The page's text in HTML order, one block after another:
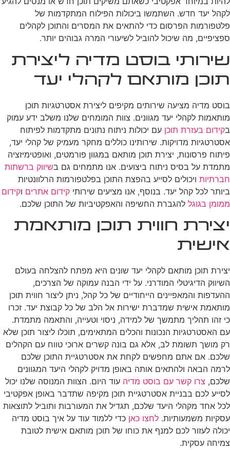
לקהל יעד חדש. השתמשו ביכולות הפילוח המתקדמות של
פלטפורמות הפרסום כדי להתאים את המסרים והתוכן לקהלים
ספציפיים, מה שיכול להוביל לשיעורי המרה גבוהים יותר.
שירותי בוסט מדיה ליצירת
תוכן מותאם לקהלי יעד
בוסט מדיה מציעה שירותים מקיפים ליצירת אסטרטגיות תוכן
מותאמות לקהלי יעד מגוונים. צוות המומחים שלנו משלב ידע עמוק
בקידום בעזרת תוכן עם יכולות ניתוח נתונים מתקדמות לפיתוח
אסטרטגיות מדויקות. שירותינו כוללים מחקר מעמיק של קהלי יעד,
פיתוח פרסונות, יצירת תוכן מותאם במגוון פורמטים, ואופטימיזציה
מתמדת על בסיס ניתוח ביצועים. אנו מתמחים גם בשיווק ברשתות
חברתיות ויכולים לסייע בהפצת התוכן בפלטפורמות הרלוונטיות
ביותר לכל קהל יעד. בנוסף, אנו מציעים שירותי קידום אתרים וקידום
ממומן בגוגל להגברת החשיפה והאפקטיביות של התוכן שלכם.
יצירת חווית תוכן מותאמת
אישית
יצירת תוכן מותאם לקהלי יעד שונים היא מפתח להצלחה בעולם
השיווק הדיגיטלי המודרני. על ידי הבנה עמוקה של הצרכים,
ההעדפות והמאפיינים הייחודיים של כל קהל, ניתן ליצור חווית תוכן
מותאמת אישית שמדברת ישירות אל הלב של כל קבוצת יעד. זכרו
כי זהו תהליך מתמשך של למידה, ניסוי וטעייה, והתאמה מתמדת.
עם האסטרטגיות הנכונות והכלים המתאימים, תוכלו ליצור תוכן שלא
רק מושך תשומת לב, אלא גם בונה קשרים ארוכי טווח עם הקהלים
שלכם. אם אתם מחפשים לקחת את אסטרטגיית התוכן שלכם
לרמה הבאה ולהתאים אותה באופן מדויק לקהלי היעד המגוונים
שלכם, צרו קשר עם בוסט מדיה עוד היום. הצוות המנוסה שלנו יכול
לסייע לכם בבניית אסטרטגיית תוכן מקיפה שתדבר באופן אפקטיבי
לכל אחד מקהלי היעד שלכם, תגדיל את המעורבות ותוביל לתוצאות
עסקיות משמעותיות. לחצו כאן כדי ללמוד עוד על איך בוסט מדיה
יכולה לעזור לכם למנף את כוחו של תוכן מותאם אישית לטובת
צמיחה עסקית.